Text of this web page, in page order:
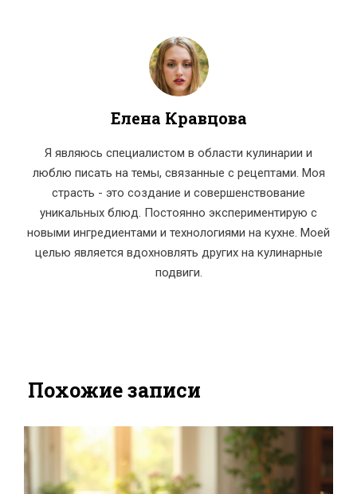
Елена Кравцова
Я являюсь специалистом в области кулинарии и
люблю писать на темы, связанные с рецептами. Моя
страсть - это создание и совершенствование
уникальных блюд. Постоянно экспериментирую с
новыми ингредиентами и технологиями на кухне. Моей
целью является вдохновлять других на кулинарные
подвиги.
Похожие записи